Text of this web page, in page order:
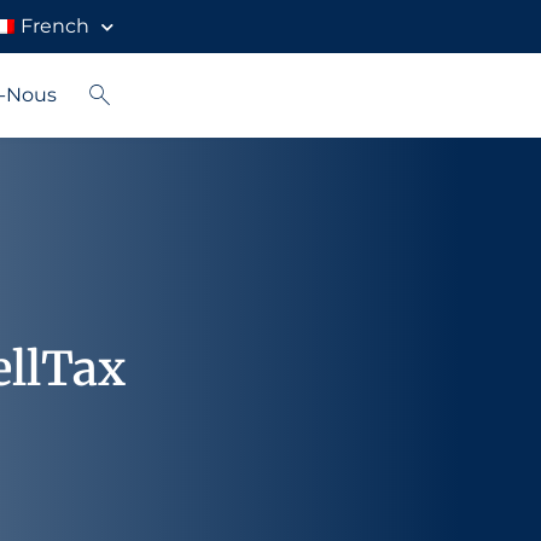
French
Nous